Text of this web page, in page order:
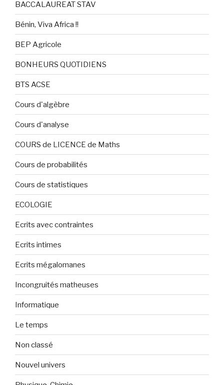
BACCALAUREAT STAV
Bénin, Viva Africa !!
BEP Agricole
BONHEURS QUOTIDIENS
BTS ACSE
Cours d'algèbre
Cours d'analyse
COURS de LICENCE de Maths
Cours de probabilités
Cours de statistiques
ECOLOGIE
Ecrits avec contraintes
Ecrits intimes
Ecrits mégalomanes
Incongruités matheuses
Informatique
Le temps
Non classé
Nouvel univers